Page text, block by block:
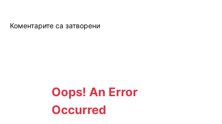
Коментарите са затворени